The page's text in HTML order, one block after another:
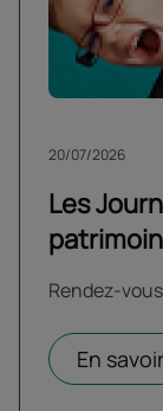
Les
20/07/2026
Rendez-
En